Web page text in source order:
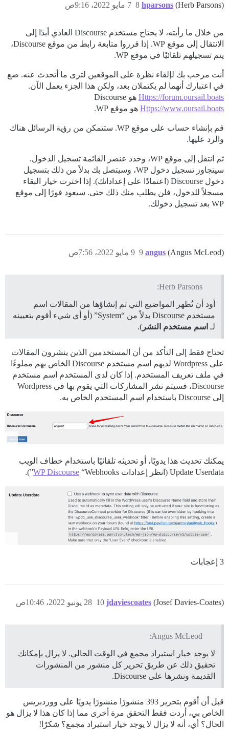
hparsons (Herb Parsons) 7 مايو 2022، 9:16ص 8
من خلال ما رأيته، لا يحتاج مستخدم Discourse العادي أبدًا إلى
الانتقال إلى موقع WP. إذا قرروا متابعة رابط من موقع Discourse،
يتم تسجيلهم تلقائيًا في موقع WP.
أنت مرحب بك لإلقاء نظرة على الموقعين لترى ما أتحدث عنه. ضع
في اعتبارك أنهما لم يكتملان بعد، ولكن هذا الجزء يعمل الآن.
Https://forum.oursail.boats هو Discourse
Https://www.oursail.boats هو موقع WP.
قم بإنشاء حساب على موقع WP. ستتمكن من رؤية الرسائل هناك
والرد عليها.
ثم انتقل إلى موقع WP، وحدد عنصر القائمة تسجيل الدخول.
سيتجاوز تسجيل دخول WP، وسيتصل بك بدلاً من ذلك بتسجيل
دخول Discourse (اعتمادًا على إعداداتك). إذا اخترت خيار البقاء
مسجلاً للدخول، فلن يطلب منك ذلك حتى. سيعود فورًا إلى موقع
WP بعد تسجيل دخولك.
angus (Angus McLeod) 9 مايو 2022، 7:56ص 9
Herb Parsons:
أود أن تُظهر المواضيع التي تم إنشاؤها من المقالات اسم
مستخدم Discourse بدلاً من “System” (أو أي شيء أقوم بتعيينه
لـ اسم مستخدم النشر ).
تحتاج فقط إلى التأكد من أن المستخدمين الذين ينشرون المقالات
على Wordpress لديهم اسم مستخدم Discourse الخاص بهم مملوءًا
في ملف تعريف المستخدم. إذا كان لدى المستخدم اسم مستخدم
Discourse، فسيتم نشر المشاركات التي يقوم بها في Wordpress
إلى Discourse باستخدام اسم المستخدم الخاص به.
يمكنك تحديث هذا يدويًا، أو تحديثه تلقائيًا باستخدام خطاف الويب
Update Userdata (انظر إعدادات
WP Discourse “Webhooks”).
3 إعجابات
jdaviescoates (Josef Davies-Coates) 28 يونيو 2022، 10:46ص 10
Angus McLeod:
لا يوجد خيار استيراد مجمع في الوقت الحالي. لا يزال بإمكانك
تحقيق ذلك عن طريق تحرير كل منشور من المنشورات
القديمة ونشرها على Discourse.
قبل أن أقوم بتحرير 393 منشورًا منشورًا يدويًا على ووردبريس
الخاص بي، أردت فقط التحقق مرة أخرى مما إذا كان هذا لا يزال هو
الحال؟ أي، أنه لا يزال لا يوجد خيار استيراد مجمع؟ شكرًا!